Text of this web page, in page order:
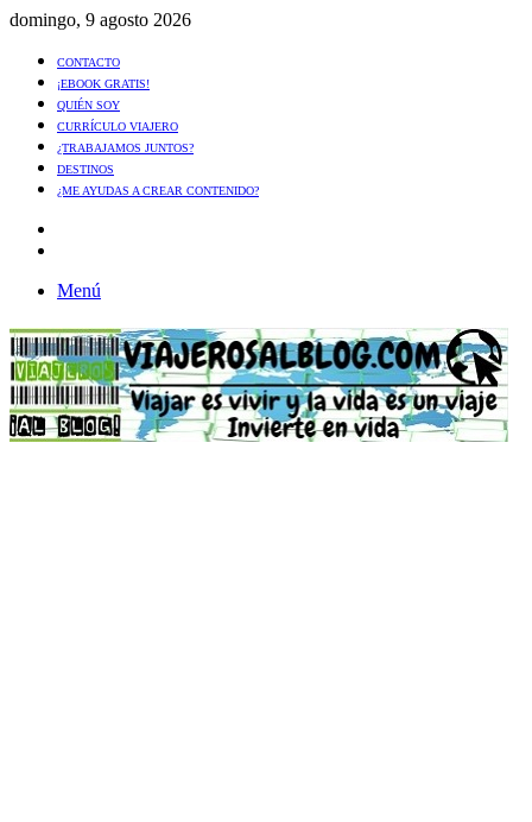
domingo, 9 agosto 2026
CONTACTO
¡EBOOK GRATIS!
QUIÉN SOY
CURRÍCULO VIAJERO
¿TRABAJAMOS JUNTOS?
DESTINOS
¿ME AYUDAS A CREAR CONTENIDO?
Menú